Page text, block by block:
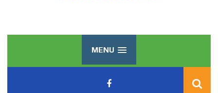
MENU